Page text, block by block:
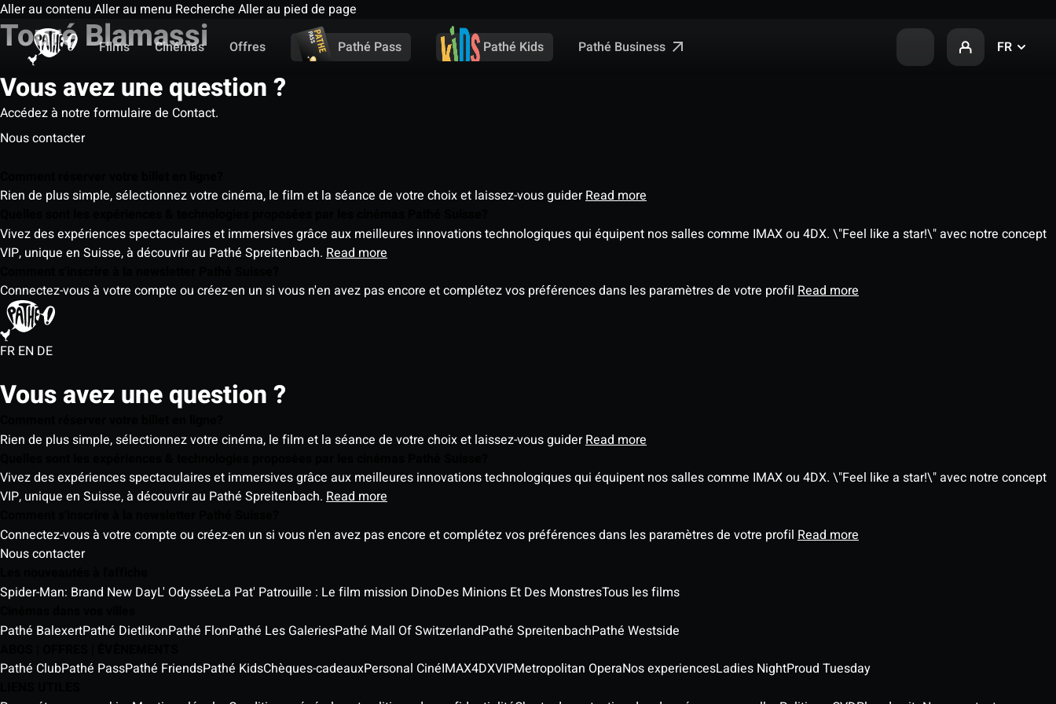
Aller au contenu Aller au menu Recherche Aller au pied de page
Films
Cinémas Offres Pathé Pass Pathé Kids Pathé Business FR
Touré Blamassi
Vous avez une question ?
Accédez à notre formulaire de Contact.
Nous contacter
Rien de plus simple, sélectionnez votre cinéma, le film et la séance de votre choix et laissez-vous guiderRead more
Vivez des expériences spectaculaires et immersives grâce aux meilleures innovations technologiques qui équipent nos salles comme IMAX ou 4DX. \"Feel like a star!\" avec notre concept
VIP, unique en Suisse, à découvrir au Pathé Spreitenbach. Read more
Connectez-vous à votre compte ou créez-en un si vous n'en avez pas encore et complétez vos préférences dans les paramètres de votre profil Read more
FR EN DE
Vous avez une question ?
Rien de plus simple, sélectionnez votre cinéma, le film et la séance de votre choix et laissez-vous guiderRead more
Vivez des expériences spectaculaires et immersives grâce aux meilleures innovations technologiques qui équipent nos salles comme IMAX ou 4DX. \"Feel like a star!\" avec notre concept
VIP, unique en Suisse, à découvrir au Pathé Spreitenbach. Read more
Connectez-vous à votre compte ou créez-en un si vous n'en avez pas encore et complétez vos préférences dans les paramètres de votre profil Read more
Nous contacter
Spider-Man: Brand New DayL' OdysséeLa Pat' Patrouille : Le film mission DinoDes Minions Et Des MonstresTous les films
Pathé BalexertPathé DietlikonPathé FlonPathé Les GaleriesPathé Mall Of SwitzerlandPathé SpreitenbachPathé Westside
Pathé ClubPathé PassPathé FriendsPathé KidsChèques-cadeauxPersonal CinéIMAX4DXVIPMetropolitan OperaNos experiencesLadies NightProud Tuesday